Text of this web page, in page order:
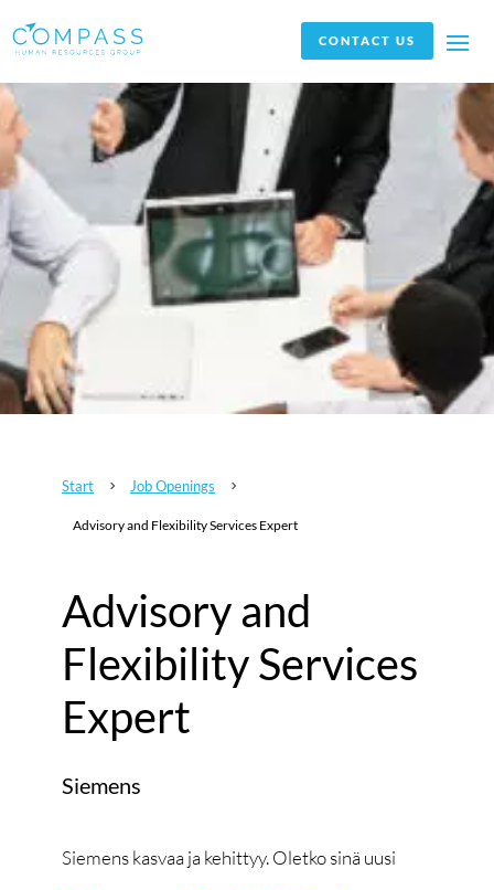
CONTACT US
Start 5 Job Openings 5
Advisory and Flexibility Services Expert
Advisory and
Flexibility Services
Expert
Siemens
Siemens kasvaa ja kehittyy. Oletko sinä uusi